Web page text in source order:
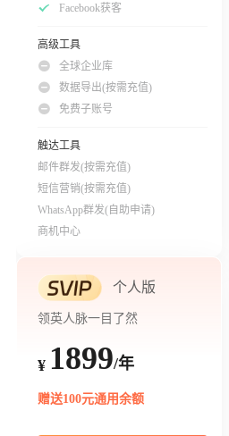
Facebook获客
高级工具
全球企业库
数据导出(按需充值)
免费子账号
触达工具
邮件群发(按需充值)
短信营销(按需充值)
WhatsApp群发(自助申请)
商机中心
个人版
领英人脉一目了然
¥ 1899/年
赠送100元通用余额